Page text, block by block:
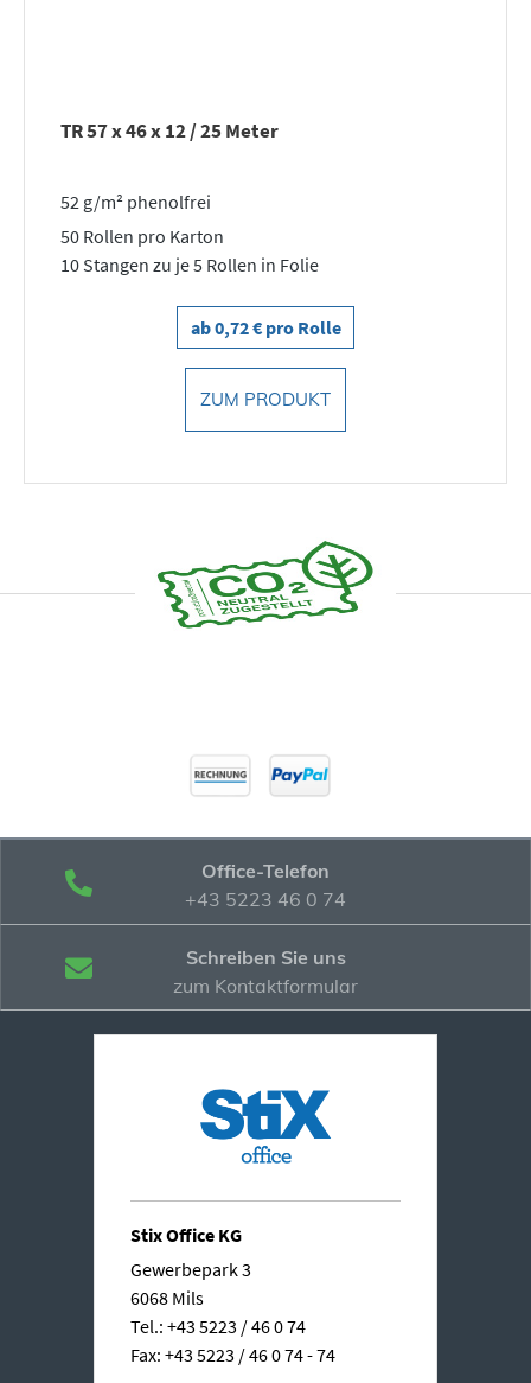
TR 57 x 46 x 12 / 25 Meter
52 g/m² phenolfrei
50 Rollen pro Karton
10 Stangen zu je 5 Rollen in Folie
ab 0,72 € pro Rolle
ZUM PRODUKT
Office-Telefon
+43 5223 46 0 74
Schreiben Sie uns
zum Kontaktformular
Stix Office KG
Gewerbepark 3
6068 Mils
Tel.: +43 5223 / 46 0 74
Fax: +43 5223 / 46 0 74 - 74